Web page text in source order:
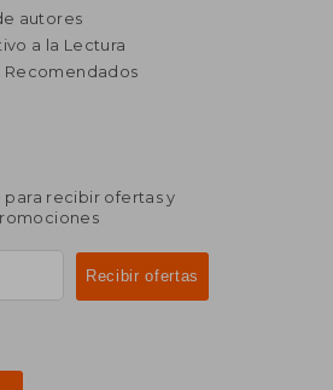
$ 2.690
1.345
autores
a la Lectura
Recomendados
para recibir ofertas y